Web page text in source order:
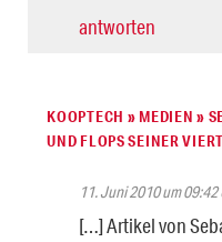
antworten
KOOPTECH » MEDIEN »
UND FLOPS SEINER
11. Juni 2010 um 09:42
[…] Artikel von